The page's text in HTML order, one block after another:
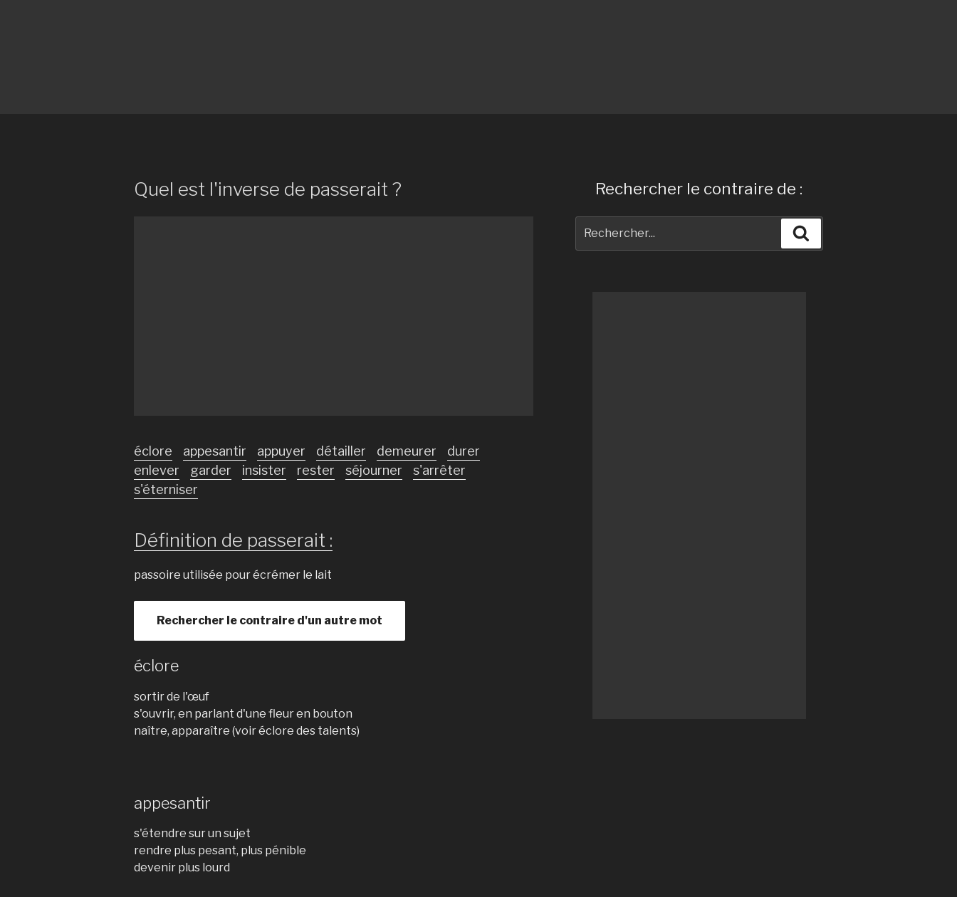
Quel est l'inverse de passerait ?
éclore appesantir appuyer détailler demeurer
durer
enlever
garder insister rester séjourner
s'arrêter
s'éterniser
Définition de passerait :
passoire utilisée pour écrémer le lait
Rechercher le contraire d'un autre mot
éclore
sortir de l'œuf
s'ouvrir, en parlant d'une fleur en bouton
naître, apparaître (voir éclore des talents)
appesantir
s'étendre sur un sujet
rendre plus pesant, plus pénible
devenir plus lourd
Rechercher le contraire de :
pour